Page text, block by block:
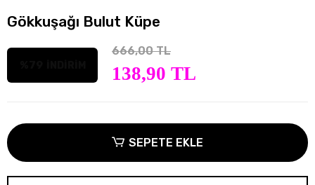
Gökkuşağı Bulut Küpe
666,00 TL
138,90 TL
SEPETE EKLE